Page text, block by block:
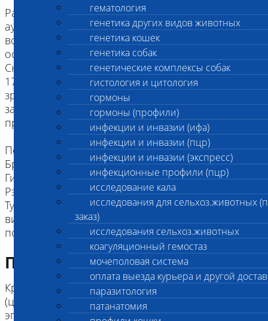
гематология
генетика других видов животных
генетика кошек
генетика собак
генетические комплексы собак
гистология и цитология
гормоны
гормоны (профили)
инфекции и инвазии (ифа)
инфекции и инвазии (пцр)
инфекции и инвазии (экспресс)
инфекционные профили (пцр)
исследование кала
исследования для сельхоз.животных
заказ)
исследования сельхоз.животных
коагуляционный гемостаз
мочеполовая система
оплата выезда курьера и другой
паразитология
патанатомия
Ранняя форма атрофии сетчатки, имеющая
аутосомно-рецессивный тип наследования. В
возрасте двух-трех недель можно наблюдать
ослабление световых рефлексов зрачков.
Сначала теряется ночное зрение, к возрасту 16-
17 недель происходит почти полная потеря
зрения. PRA-pd не лечится, развитие
заболевания нельзя замедлить или
предотвратить.
Породы: Британская длинношерстная,
Британская короткошерстная, Бурмилла,
Гималайская, Персидская, Русская голубая,
Рэгдолл, Священная бирма, Селкирк рекс,
Турецкая ангора, Шартрез, Шотландская
вислоухая, Экзотическая и родственные персам
пород
Подготовка к исследованию
Кровь (2 мл) в пробирке с антикоагулянтом.
(цитрат натрия, К3ЭДТА, К2ЭДТА) , буккальный
эпителий